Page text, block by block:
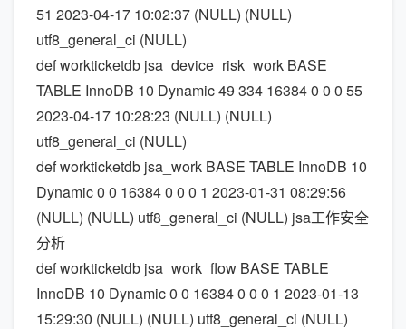
51 2023-04-17 10:02:37 (NULL) (NULL)
utf8_general_ci (NULL)
def workticketdb jsa_device_risk_work BASE
TABLE InnoDB 10 Dynamic 49 334 16384 0 0 0 55
2023-04-17 10:28:23 (NULL) (NULL)
utf8_general_ci (NULL)
def workticketdb jsa_work BASE TABLE InnoDB 10
Dynamic 0 0 16384 0 0 0 1 2023-01-31 08:29:56
(NULL) (NULL) utf8_general_ci (NULL) jsa工作安全
分析
def workticketdb jsa_work_flow BASE TABLE
InnoDB 10 Dynamic 0 0 16384 0 0 0 1 2023-01-13
15:29:30 (NULL) (NULL) utf8_general_ci (NULL)